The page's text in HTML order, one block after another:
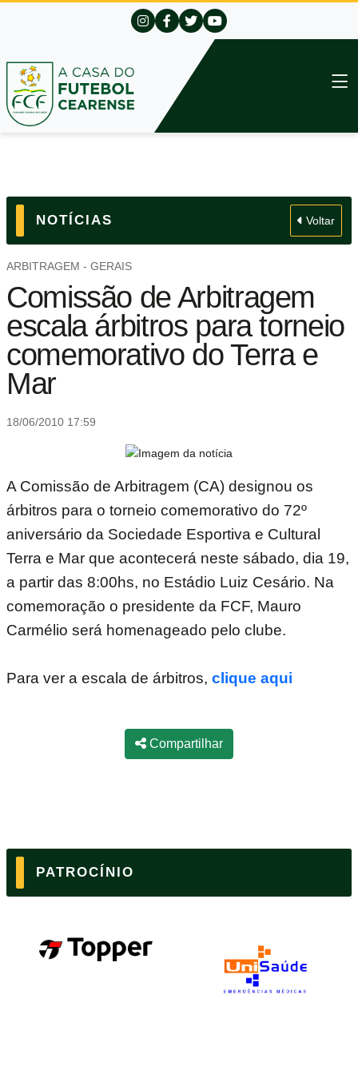
NOTÍCIAS Voltar
ARBITRAGEM - GERAIS
Comissão de Arbitragem
escala árbitros para torneio
comemorativo do Terra e
Mar
18/06/2010 17:59
A Comissão de Arbitragem (CA) designou os
árbitros para o torneio comemorativo do 72º
aniversário da Sociedade Esportiva e Cultural
Terra e Mar que acontecerá neste sábado, dia 19,
a partir das 8:00hs, no Estádio Luiz Cesário. Na
comemoração o presidente da FCF, Mauro
Carmélio será homenageado pelo clube.
Para ver a escala de árbitros, clique aqui
Compartilhar
PATROCÍNIO